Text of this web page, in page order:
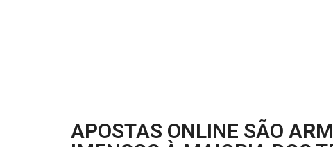
APOSTAS ONLINE SÃO